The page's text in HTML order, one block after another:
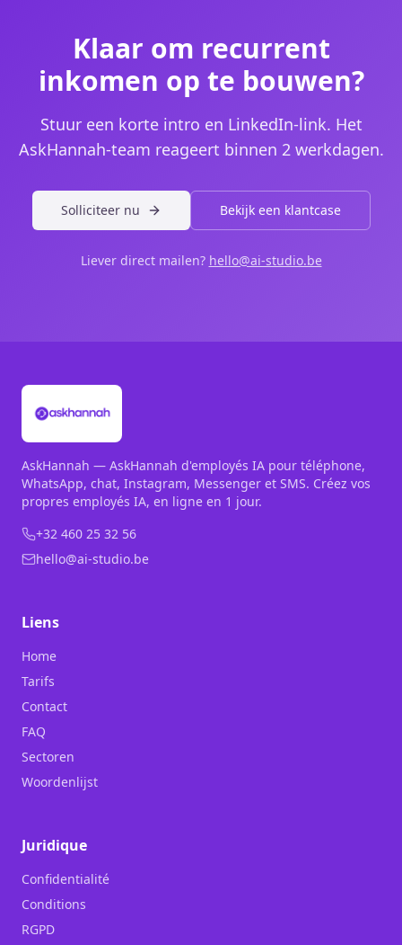
Klaar om recurrent
inkomen op te bouwen?
Stuur een korte intro en LinkedIn-link. Het
AskHannah-team reageert binnen 2 werkdagen.
Solliciteer nu Bekijk een klantcase
Liever direct mailen? hello@ai-studio.be
AskHannah — AskHannah d'employés IA pour téléphone,
WhatsApp, chat, Instagram, Messenger et SMS. Créez vos
propres employés IA, en ligne en 1 jour.
+32 460 25 32 56
hello@ai-studio.be
Liens
Home
Tarifs
Contact
FAQ
Sectoren
Woordenlijst
Juridique
Confidentialité
Conditions
RGPD